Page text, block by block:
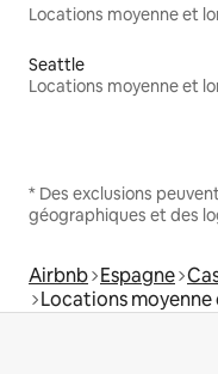
Seattle
* Des exclusions
géographiques et des
Airbnb Espagne
Locations